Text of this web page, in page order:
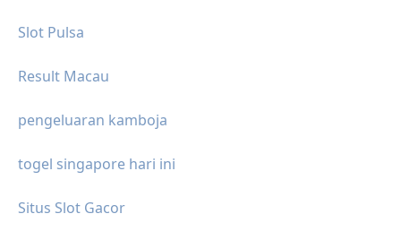
Slot Pulsa
Result Macau
pengeluaran kamboja
togel singapore hari ini
Situs Slot Gacor